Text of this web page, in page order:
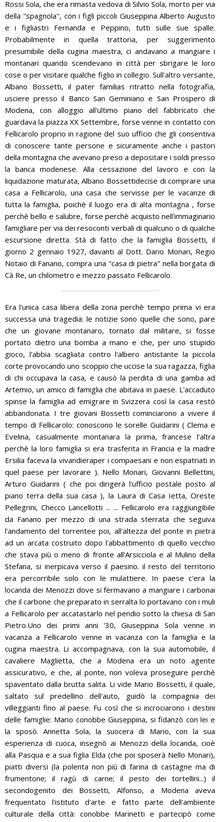
Rossi Sola, che era rimasta vedova di Silvio Sola, morto per via
della "spagnola", con i figli piccoli Giuseppina Alberto Augusto
e i figliastri Fernanda e Peppino, tutti sulle sue spalle.
Probabilmente in quella trattoria, per suggerimento
presumibile della cugina maestra, ci andavano a mangiare i
montanari quando scendevano in città per sbrigare le loro
cose o per visitare qualche figlio in collegio. Sull'altro versante,
Albano Bossetti, il pater familias ritratto nella fotografia,
usciere presso il Banco San Geminiano e San Prospero di
Modena, con alloggio all'ultimo piano del fabbricato che
guardava la piazza XX Settembre, forse venne in contatto con
Fellicarolo proprio in ragione del suo ufficio che gli consentiva
di conoscere tante persone e sicuramente anche i pastori
della montagna che avevano preso a depositare i soldi presso
la banca modenese. Alla cessazione del lavoro e con la
liquidazione maturata, Albano Bossettidecise di comprare una
casa a Fellicarolo, una casa che servisse per le vacanze di
tutta la famiglia, poichè il luogo era di alta montagna , forse
perchè bello e salubre, forse perchè acquisto nell'immaginario
famigliare per via dei resoconti verbali di qualcuno o di qualche
escursione diretta. Stà di fatto che la famiglia Bossetti, il
giorno 2 gennaio 1927, davanti al Dott. Dario Monari, Regio
Notaio di Fanano, compra una "casa di pietra" nella borgata di
Cà Re, un chilometro e mezzo passato Fellicarolo.
Era l'unica casa libera della zona perchè tempo prima vi era
successa una tragedia: le notizie sono quelle che sono, pare
che un giovane montanaro, tornato dal militare, si fosse
portato dietro una bomba a mano e che, per uno stupido
gioco, l'abbia scagliata contro l'albero antistante la piccola
corte provocando uno scoppio che uccise la sua ragazza, figlia
di chi occupava la casa, e causò la perdita di una gamba ad
Artemio, un amico di famiglia che abitava in paese. L'accaduto
spinse la famiglia ad emigrare in Svizzera così la casa restò
abbandonata. I tre giovani Bossetti cominciarono a vivere il
tempo di Fellicarolo: conoscono le sorelle Guidarini ( Clema e
Evelina, casualmente montanara la prima, francese l'altra
perchè la loro famiglia si era trasferita in Francia e la madre
Ersilia faceva la vivandieraper i compaesani e non espatriati in
quel paese per lavorare ). Nello Monari, Giovanni Bellettini,
Arturo Guidarini ( che poi dirigerà l'ufficio postale posto al
piano terra della sua casa ), la Laura di Casa Ietta, Oreste
Pellegrini, Checco Lancellotti ... ... Fellicarolo era raggiungibile
da Fanano per mezzo di una strada sterrata che seguiva
l'andamento del torrentee poi, all'altezza del ponte in pietra
ad un arcata costruito dopo l'abbattimento di quello vecchio
che stava più o meno di fronte all'Arsicciola e al Mulino della
Stefana, si inerpicava verso il paesino. il resto del territorio
era percorribile solo con le mulattiere. In paese c'era la
locanda dei Menozzi dove si fermavano a mangiare i carbonai
che il carbone che preparato in serralta lo portavano con i muli
a Fellicarolo per accatastarlo nel pendio sotto la chiesa di San
Pietro.Uno dei primi anni '30, Giuseppina Sola venne in
vacanza a Fellicarolo venne in vacanza con la famiglia e la
cugina maestra. Li accompagnava, con la sua automobile, il
cavaliere Maglietta, che a Modena era un noto agente
assicurativo, e che, al ponte, non voleva proseguire perchè
spaventato dalla brutta salita. Li vide Mario Bossetti, il quale,
saltato sul predellino dell'auto, guidò la compagnia dei
villeggianti fino al paese. Fu così che si incrociarono i destini
delle famiglie: Mario conobbe Giuseppina, si fidanzò con lei e
la sposò. Annetta Sola, la suocera di Mario, con la sua
esperienza di cuoca, insegnò ai Menozzi della locanda, cioè
alla Pasqua e a sua figlia Elda (che poi sposerà Nello Monari),
piatti diversi (la polenta non più di farina di castagne ma di
frumentone; il ragù di carne; il pesto dei tortellini...) il
secondogenito dei Bossetti, Alfonso, a Modena aveva
frequentato l'istituto d'arte e fatto parte dell'ambiente
culturale della città: conobbe Marinetti e partecipò come